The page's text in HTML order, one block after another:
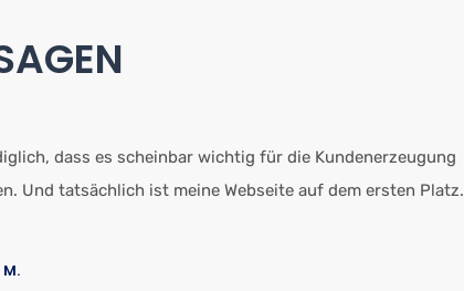
dass es scheinbar wichtig für die Kundenerzeugung
Und tatsächlich ist meine Webseite auf dem ersten Platz.